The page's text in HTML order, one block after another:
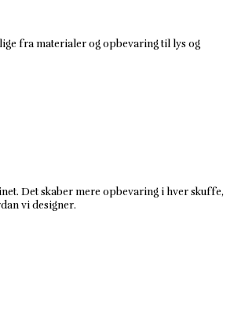
fra materialer og opbevaring til lys og
Det skaber mere opbevaring i hver skuffe,
vi designer.